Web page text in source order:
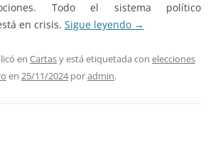
Todo el sistema político
en crisis. Sigue leyendo →
en Cartasy está etiquetada con elecciones
en 25/11/2024poradmin.